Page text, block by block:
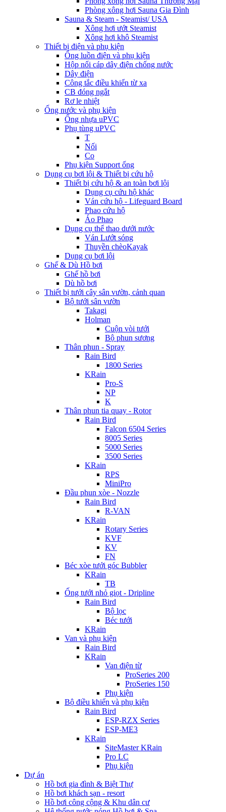
Phòng xông hơi Sauna Gia Đình
Sauna & Steam - Steamist/ USA
Xông hơi ướt Steamist
Xông hơi khô Steamist
Thiết bị điện và phụ kiện
Ống luồn điện và phụ kiện
Hộp nối cáp dây điện chống nước
Dây điện
Công tắc điều khiển từ xa
CB đóng ngắt
Rơ le nhiệt
Ống nước và phụ kiện
Ống nhựa uPVC
Phụ tùng uPVC
T
Nối
Co
Phụ kiện Support ống
Dụng cụ bơi lội & Thiết bị cứu hộ
Thiết bị cứu hộ & an toàn bơi lội
Dụng cụ cứu hộ khác
Ván cứu hộ - Lifeguard Board
Phao cứu hộ
Áo Phao
Dụng cụ thể thao dưới nước
Ván Lướt sóng
Thuyền chèoKayak
Dụng cụ bơi lội
Ghế & Dù Hồ bơi
Ghế hồ bơi
Dù hồ bơi
Thiết bị tưới cây sân vườn, cảnh quan
Bộ tưới sân vườn
Takagi
Holman
Cuộn vòi tưới
Bộ phun sương
Thân phun - Spray
Rain Bird
1800 Series
KRain
Pro-S
NP
K
Thân phun tia quay - Rotor
Rain Bird
Falcon 6504 Series
8005 Series
5000 Series
3500 Series
KRain
RPS
MiniPro
Đầu phun xòe - Nozzle
Rain Bird
R-VAN
KRain
Rotary Series
KVF
KV
FN
Béc xòe tưới góc Bubbler
KRain
TB
Ống tưới nhỏ giọt - Dripline
Rain Bird
Bộ lọc
Béc tưới
KRain
Van và phụ kiện
Rain Bird
KRain
Van điện từ
ProSeries 200
ProSeries 150
Phụ kiện
Bộ điều khiển và phụ kiện
Rain Bird
ESP-RZX Series
ESP-ME3
KRain
SiteMaster KRain
Pro LC
Phụ kiện
Dự án
Hồ bơi gia đình & Biệt Thự
Hồ bơi khách sạn - resort
Hồ bơi công cộng & Khu dân cư